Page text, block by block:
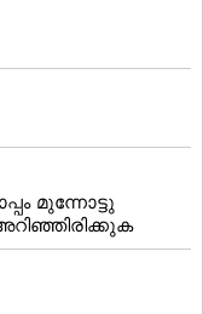
മുന്നോട്ടു